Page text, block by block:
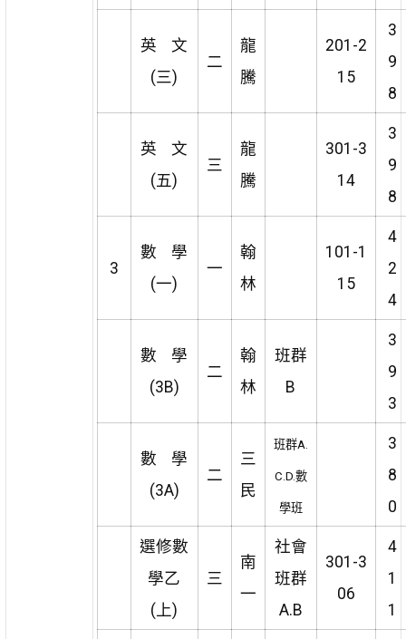
英 文
(三)
二
龍
騰
201-2
15
3
9
8
英 文
(五)
三
龍
騰
301-3
14
3
9
8
3
數 學
(一)
一
翰
林
101-1
15
4
2
4
數 學
(3B)
二
翰
林
班群
B
3
9
3
數 學
(3A)
二
三
民
班群A.
C.D.數
學班
3
8
0
選修數
學乙
(上)
三
南
一
社會
班群
A.B
301-3
06
4
1
1